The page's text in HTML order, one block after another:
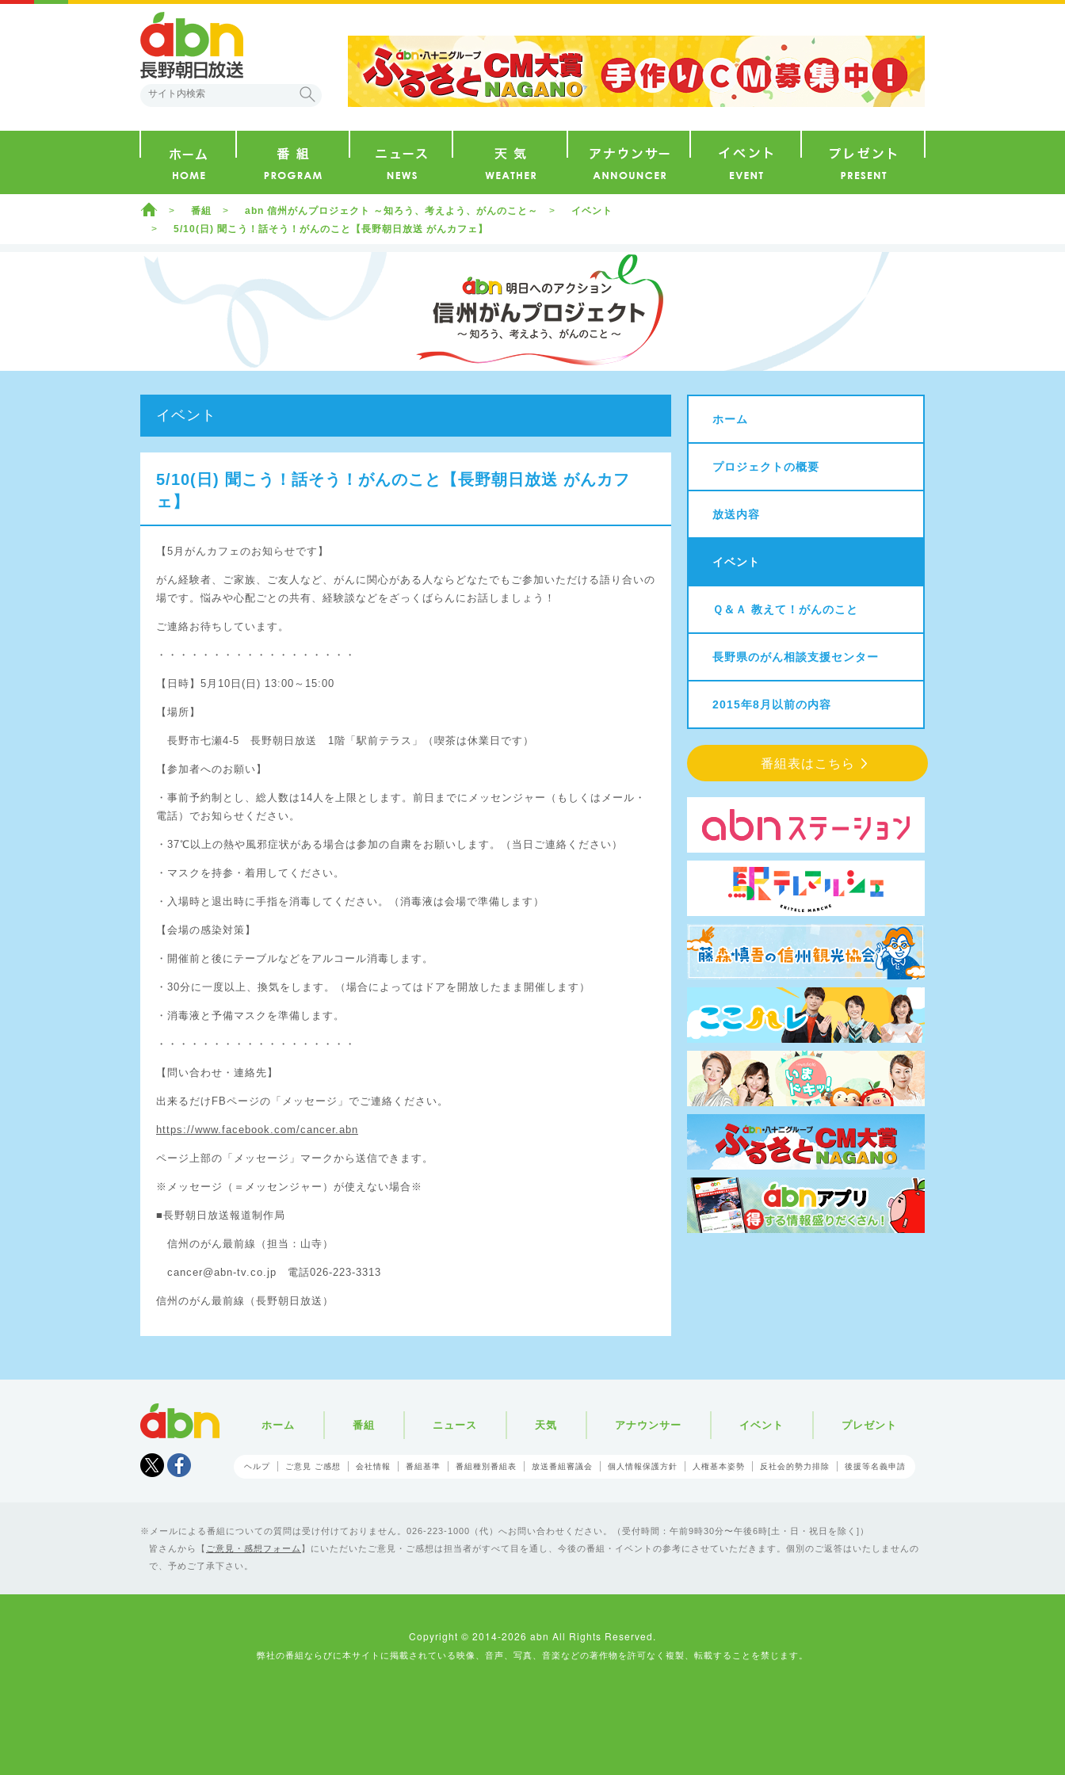
ホーム 番組 abn 信州がんプロジェクト ～知ろう、考えよう、がんのこと～
イベント
5/10(日) 聞こう！話そう！がんのこと【長野朝日放送 がんカフェ】
イベント
5/10(日) 聞こう！話そう！がんのこと【長野朝日放送 がんカフ
ェ】
【5月がんカフェのお知らせです】
がん経験者、ご家族、ご友人など、がんに関心がある人ならどなたでもご参加いただける語り合いの
場です。悩みや心配ごとの共有、経験談などをざっくばらんにお話しましょう！
ご連絡お待ちしています。
・・・・・・・・・・・・・・・・・・
【日時】5月10日(日) 13:00～15:00
【場所】
長野市七瀬4-5 長野朝日放送 1階「駅前テラス」（喫茶は休業日です）
【参加者へのお願い】
・事前予約制とし、総人数は14人を上限とします。前日までにメッセンジャー（もしくはメール・
電話）でお知らせください。
・37℃以上の熱や風邪症状がある場合は参加の自粛をお願いします。（当日ご連絡ください）
・マスクを持参・着用してください。
・入場時と退出時に手指を消毒してください。（消毒液は会場で準備します）
【会場の感染対策】
・開催前と後にテーブルなどをアルコール消毒します。
・30分に一度以上、換気をします。（場合によってはドアを開放したまま開催します）
・消毒液と予備マスクを準備します。
・・・・・・・・・・・・・・・・・・
【問い合わせ・連絡先】
出来るだけFBページの「メッセージ」でご連絡ください。
https://www.facebook.com/cancer.abn
ページ上部の「メッセージ」マークから送信できます。
※メッセージ（＝メッセンジャー）が使えない場合※
■長野朝日放送報道制作局
信州のがん最前線（担当：山寺）
cancer@abn-tv.co.jp 電話026-223-3313
信州のがん最前線（長野朝日放送）
ホーム
プロジェクトの概要
放送内容
イベント
Ｑ＆Ａ 教えて！がんのこと
長野県のがん相談支援センター
2015年8月以前の内容
番組表はこちら
Tweet
ホーム 番組 ニュース 天気 アナウンサー イベント プレゼント
ヘルプ ご意見 ご感想 会社情報 番組基準 番組種別番組表 放送番組審議会 個人情報保護方針 人権基本姿勢 反社会的勢力排除 後援等名義申請
メールによる番組についての質問は受け付けておりません。026-223-1000（代）へお問い合わせください。（受付時間：午前9時30分〜午後6時[土・日・祝日を除く]）
皆さんから【 ご意見・感想フォーム 】にいただいたご意見・ご感想は担当者がすべて目を通し、今後の番組・イベントの参考にさせていただきます。個別のご返答はいたしませんの
で、予めご了承下さい。
Copyright © 2014-2026 abn All Rights Reserved.
弊社の番組ならびに本サイトに掲載されている映像、音声、写真、音楽などの著作物を許可なく複製、転載することを禁じます。